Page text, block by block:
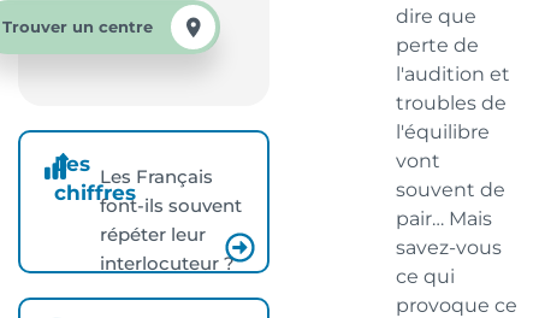
Trouver un centre
Les
chiffres
Les Français
font-ils souvent
répéter leur
interlocuteur ?
dire que
perte de
l'audition et
troubles de
l'équilibre
vont
souvent de
pair… Mais
savez-vous
ce qui
provoque ce